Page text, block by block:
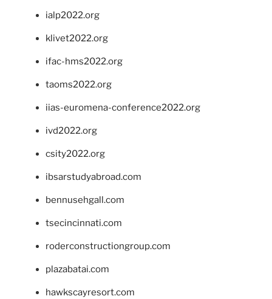
ialp2022.org
klivet2022.org
ifac-hms2022.org
taoms2022.org
iias-euromena-conference2022.org
ivd2022.org
csity2022.org
ibsarstudyabroad.com
bennusehgall.com
tsecincinnati.com
roderconstructiongroup.com
plazabatai.com
hawkscayresort.com